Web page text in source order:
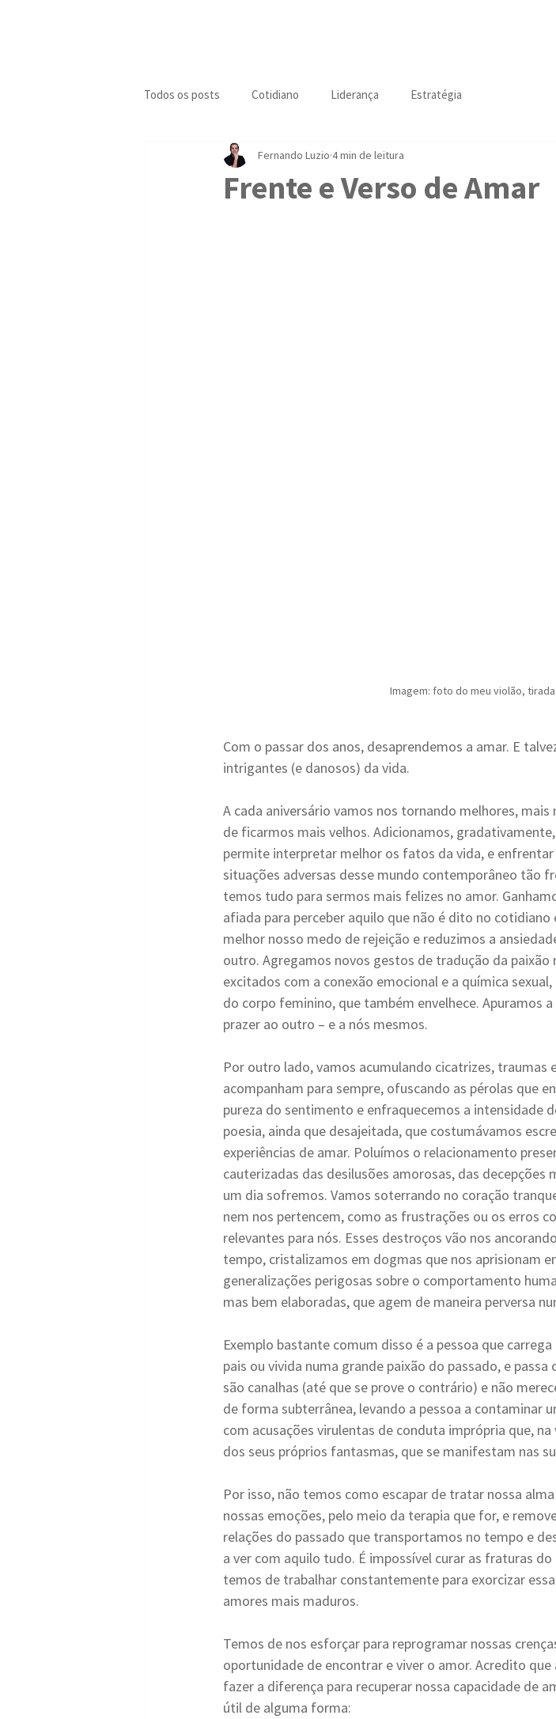
Todos os posts Cotidiano Liderança Estratégia
Frente e Verso de Amar
Fernando Luzio 4 min de leitura
Imagem: foto do meu violão,
Com o passar dos anos, desaprendemos a amar. E
intrigantes (e danosos) da vida.
A cada aniversário vamos nos tornando melhores,
de ficarmos mais velhos. Adicionamos,
permite interpretar melhor os fatos da vida, e
situações adversas desse mundo contemporâneo tão
temos tudo para sermos mais felizes no amor.
afiada para perceber aquilo que não é dito no
melhor nosso medo de rejeição e reduzimos a
outro. Agregamos novos gestos de tradução da paixão
excitados com a conexão emocional e a química
do corpo feminino, que também envelhece. Apuramos
prazer ao outro – e a nós mesmos.
Por outro lado, vamos acumulando cicatrizes, traumas
acompanham para sempre, ofuscando as pérolas que
pureza do sentimento e enfraquecemos a intensidade
poesia, ainda que desajeitada, que costumávamos
experiências de amar. Poluímos o relacionamento
cauterizadas das desilusões amorosas, das
um dia sofremos. Vamos soterrando no coração
nem nos pertencem, como as frustrações ou os erros
relevantes para nós. Esses destroços vão nos
tempo, cristalizamos em dogmas que nos aprisionam
generalizações perigosas sobre o comportamento
mas bem elaboradas, que agem de maneira perversa
Exemplo bastante comum disso é a pessoa que
pais ou vivida numa grande paixão do passado, e
são canalhas (até que se prove o contrário) e não
de forma subterrânea, levando a pessoa a contaminar
com acusações virulentas de conduta imprópria que,
dos seus próprios fantasmas, que se manifestam nas
Por isso, não temos como escapar de tratar nossa
nossas emoções, pelo meio da terapia que for, e
relações do passado que transportamos no tempo e
a ver com aquilo tudo. É impossível curar as fraturas
temos de trabalhar constantemente para exorcizar
amores mais maduros.
Temos de nos esforçar para reprogramar nossas
oportunidade de encontrar e viver o amor. Acredito
fazer a diferença para recuperar nossa capacidade de
útil de alguma forma: